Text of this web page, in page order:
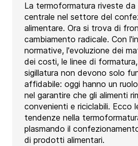
La termoformatura riveste da
centrale nel settore del
alimentare. Ora si trova di
cambiamento radicale. Con
normative, l'evoluzione dei
dei costi, le linee di
sigillatura non devono solo
affidabile: oggi hanno un
nel garantire che gli alimenti
convenienti e riciclabili. Ecco
tendenze nella
plasmando il
di prodotti alimentari.